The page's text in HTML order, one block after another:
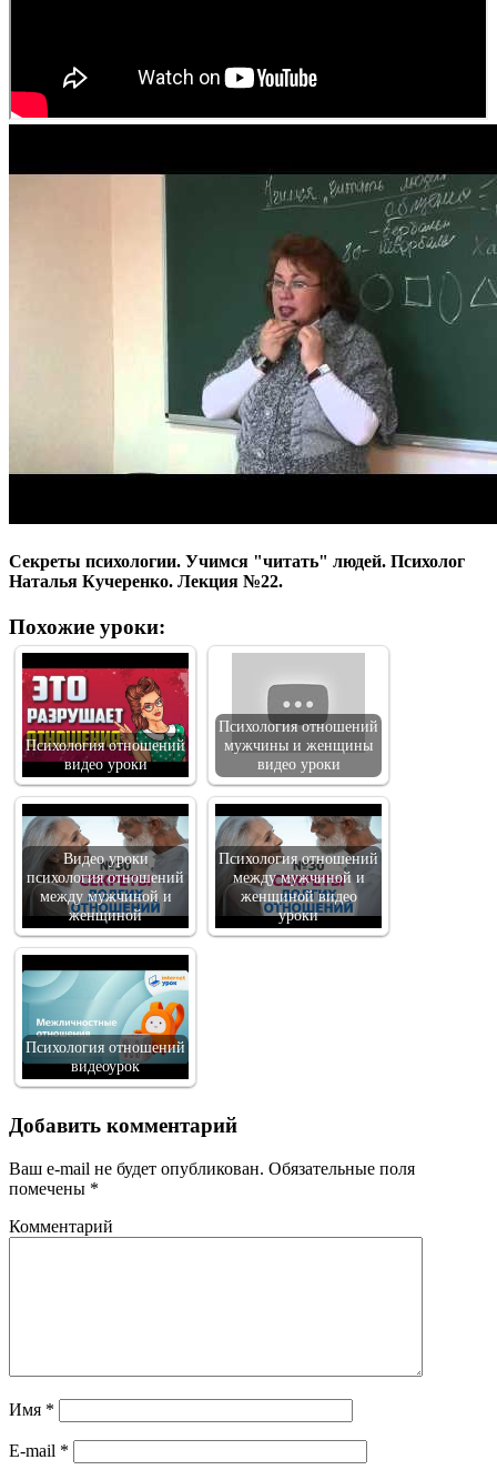
Секреты психологии. Учимся "читать" людей. Психолог
Наталья Кучеренко. Лекция №22.
Похожие уроки:
Психология отношений
видео уроки
Психология отношений
мужчины и женщины
видео уроки
Видео уроки
психология отношений
между мужчиной и
женщиной
Психология отношений
между мужчиной и
женщиной видео
уроки
Психология отношений
видеоурок
Добавить комментарий
Ваш e-mail не будет опубликован. Обязательные поля
помечены *
Комментарий
Имя *
E-mail *